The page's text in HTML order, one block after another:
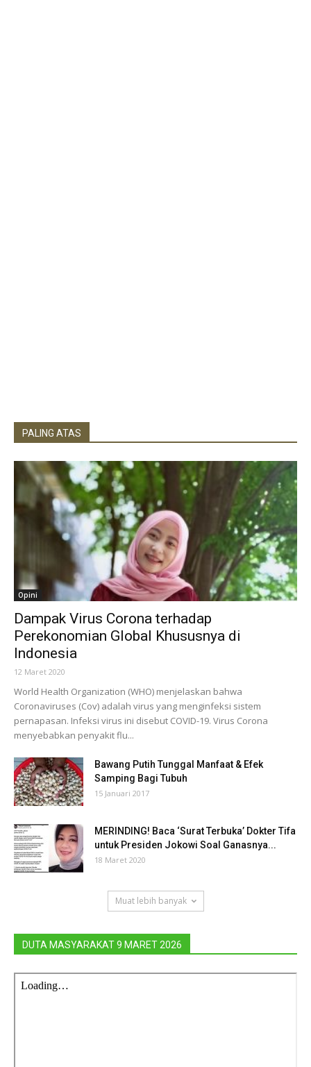
PALING ATAS
Opini
Dampak Virus Corona terhadap
Perekonomian Global Khususnya di
Indonesia
12 Maret 2020
World Health Organization (WHO) menjelaskan bahwa
Coronaviruses (Cov) adalah virus yang menginfeksi sistem
pernapasan. Infeksi virus ini disebut COVID-19. Virus Corona
menyebabkan penyakit flu...
Bawang Putih Tunggal Manfaat & Efek
Samping Bagi Tubuh
15 Januari 2017
MERINDING! Baca ‘Surat Terbuka’ Dokter Tifa
untuk Presiden Jokowi Soal Ganasnya...
18 Maret 2020
Muat lebih banyak
DUTA MASYARAKAT 9 MARET 2026